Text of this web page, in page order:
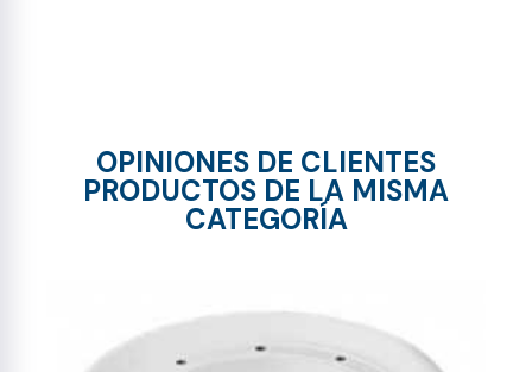
OPINIONES DE CLIENTES
PRODUCTOS DE LA MISMA
CATEGORÍA